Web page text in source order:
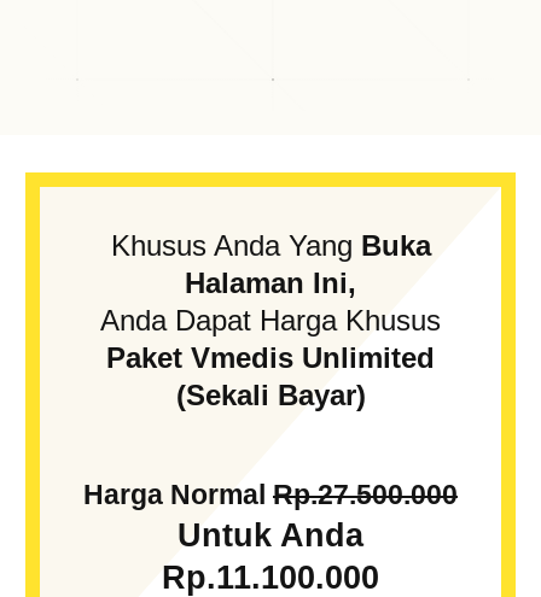
Khusus Anda Yang Buka
Halaman Ini,
Anda Dapat Harga Khusus
Paket Vmedis Unlimited
(Sekali Bayar)
Harga Normal Rp.27.500.000
Untuk Anda
Rp.11.100.000